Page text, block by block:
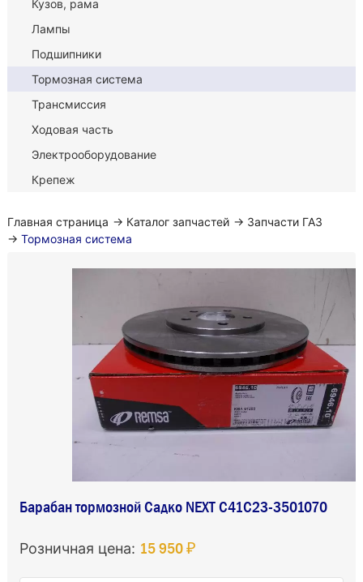
Кузов, рама
Лампы
Подшипники
Тормозная система
Трансмиссия
Ходовая часть
Электрооборудование
Крепеж
Главная страница → Каталог запчастей → Запчасти ГАЗ
→ Тормозная система
Барабан тормозной Садко NEXT C41C23-3501070
Розничная цена: 15 950 ₽